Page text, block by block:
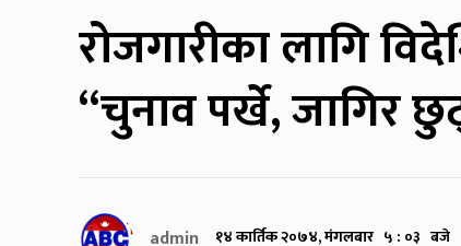
रोजगारीका लागि
“चुनाव पर्खे, जागिर
admin १४ कार्तिक २०७४, मंगलबार ५ : ०३ बजे